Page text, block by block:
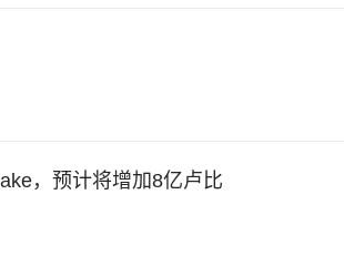
，预计将增加8亿卢比